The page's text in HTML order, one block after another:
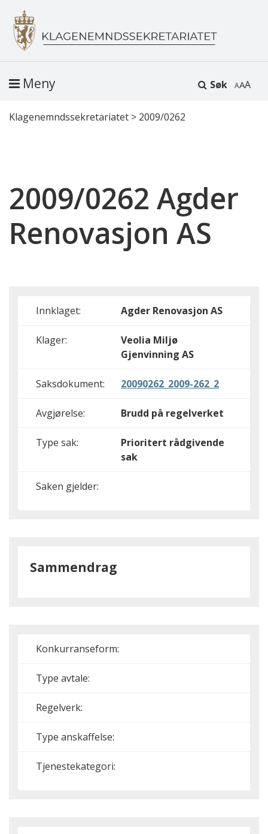
Søk A
Meny
Klagenemndssekretariatet > 2009/0262
2009/0262 Agder
Renovasjon AS
Innklaget: Agder Renovasjon AS
Klager:
Veolia Miljø
Gjenvinning AS
Saksdokument: 20090262_2009-262_2
Avgjørelse: Brudd på regelverket
Type sak:
Prioritert rådgivende
sak
Saken gjelder:
Sammendrag
Konkurranseform:
Type avtale:
Regelverk:
Type anskaffelse:
Tjenestekategori: